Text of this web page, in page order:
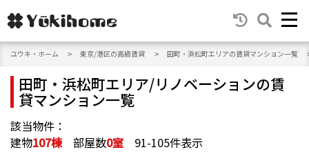
ユウキ・ホーム 東京/港区の高級賃貸 田町・浜松町エリアの賃貸マンション一覧
田町・浜松町エリア/リノベーションの賃
貸マンション一覧
該当物件：
建物107棟部屋数0室 91-105件表示